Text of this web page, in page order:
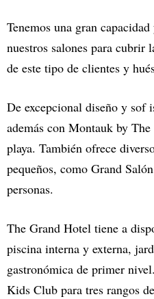
Tenemos una gran
nuestros salones para cubrir
de este tipo de clientes y
De excepcional diseño y sof
además con Montauk by
playa. También ofrece
pequeños, como Grand
personas.
The Grand Hotel tiene a
piscina interna y externa,
gastronómica de primer
Kids Club para tres rangos